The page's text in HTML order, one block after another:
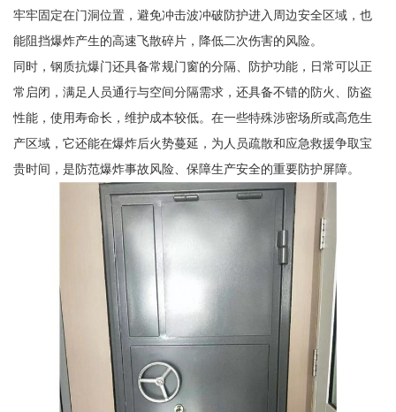
牢牢固定在门洞位置，避免冲击波冲破防护进入周边安全区域，也
能阻挡爆炸产生的高速飞散碎片，降低二次伤害的风险。
同时，钢质抗爆门还具备常规门窗的分隔、防护功能，日常可以正
常启闭，满足人员通行与空间分隔需求，还具备不错的防火、防盗
性能，使用寿命长，维护成本较低。在一些特殊涉密场所或高危生
产区域，它还能在爆炸后火势蔓延，为人员疏散和应急救援争取宝
贵时间，是防范爆炸事故风险、保障生产安全的重要防护屏障。